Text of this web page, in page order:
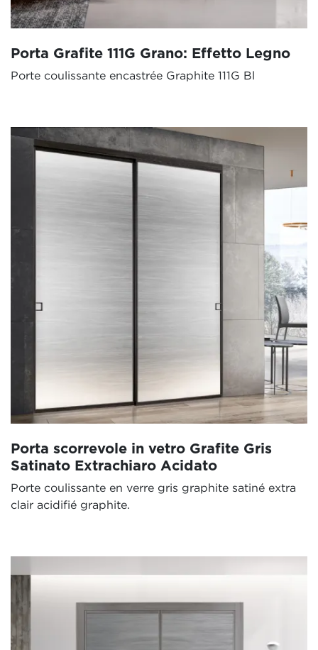
Porta Grafite 111G Grano: Effetto Legno
Porte coulissante encastrée Graphite 111G Bl
Porta scorrevole in vetro Grafite Gris
Satinato Extrachiaro Acidato
Porte coulissante en verre gris graphite satiné extra
clair acidifié graphite.